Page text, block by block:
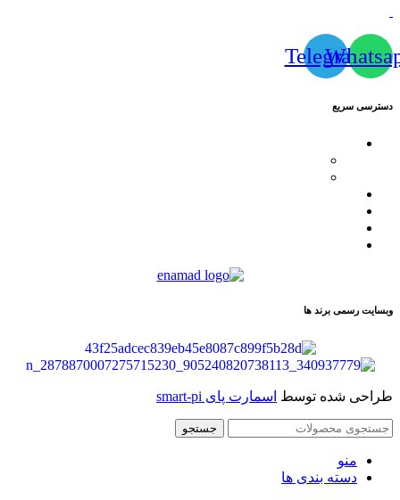
Telegram
دسترسی سریع
وبسایت رسمی برند ها
طراحی شده توسط اسمارت پای smart-pi
جستجو
منو
دسته بندی ها